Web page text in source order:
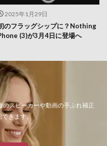
2025年1月29日
のフラッグシップに？Nothing
(3)が3月4日に登場へ
スピーカーや動画の手ぶれ補正
できます。